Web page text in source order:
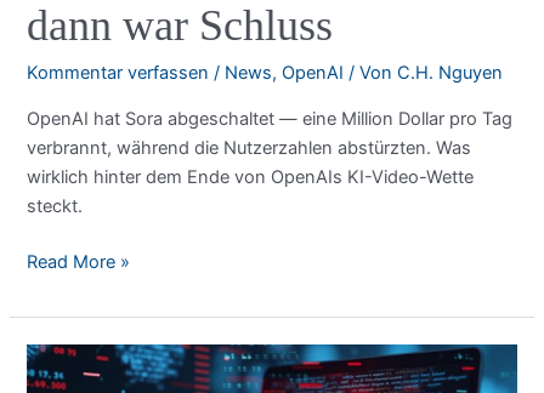
dann war Schluss
Kommentar verfassen / News,OpenAI / VonC.H. Nguyen
OpenAI hat Sora abgeschaltet — eine Million Dollar pro Tag
verbrannt, während die Nutzerzahlen abstürzten. Was
wirklich hinter dem Ende von OpenAIs KI-Video-Wette
steckt.
OpenAI
Sora
eingestellt
—
Read More »